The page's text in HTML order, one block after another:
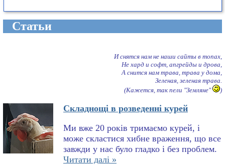
Cтатьи
И снятся нам не наши сайты в топах,
Не хард и софт, апгрейды и дрова,
А снится нам трава, трава у дома,
Зеленая, зеленая трава.
(Кажется, так пели "Земляне"
)
Складнощі в розведенні курей
Ми вже 20 років тримаємо курей, і
може скластися хибне враження, що все
завжди у нас було гладко і без проблем.
Читати далі »